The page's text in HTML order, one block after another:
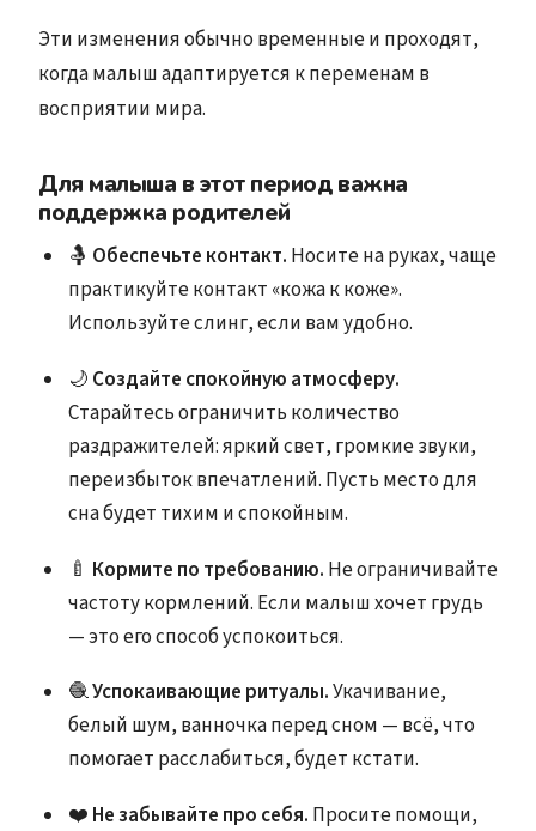
Эти изменения обычно временные и проходят,
когда малыш адаптируется к переменам в
восприятии мира.
Для малыша в этот период важна
поддержка родителей
🤱 Обеспечьте контакт. Носите на руках, чаще
практикуйте контакт «кожа к коже».
Используйте слинг, если вам удобно.
🌙 Создайте спокойную атмосферу.
Старайтесь ограничить количество
раздражителей: яркий свет, громкие звуки,
переизбыток впечатлений. Пусть место для
сна будет тихим и спокойным.
🍼 Кормите по требованию. Не ограничивайте
частоту кормлений. Если малыш хочет грудь
— это его способ успокоиться.
🧶Успокаивающие ритуалы.Укачивание,
белый шум, ванночка перед сном — всё, что
помогает расслабиться, будет кстати.
❤️ Не забывайте про себя. Просите помощи,